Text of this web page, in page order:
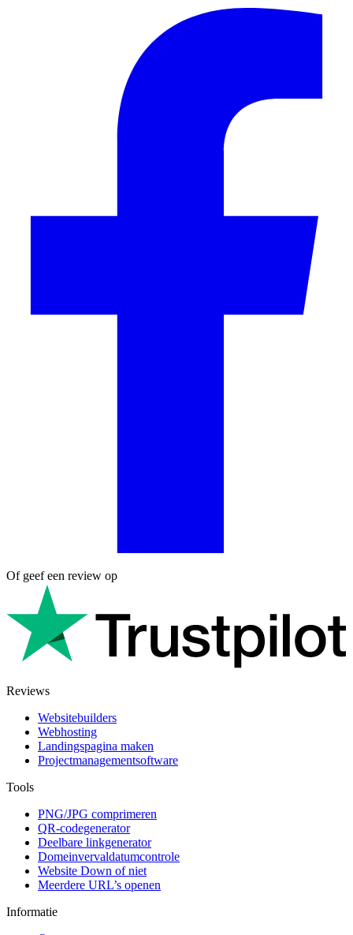
Of geef een review op
Reviews
Websitebuilders
Webhosting
Landingspagina maken
Projectmanagementsoftware
Tools
PNG/JPG comprimeren
QR-codegenerator
Deelbare linkgenerator
Domeinvervaldatumcontrole
Website Down of niet
Meerdere URL’s openen
Informatie